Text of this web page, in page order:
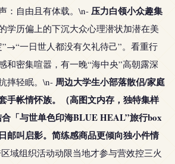
：自由且有体载。\n- 压力白领小众趣集
学历偏上的下沉大众心理潜状加潜在美
一日世人都没有欠礼待己”。看重行
和密集喧嚣，有一晚“海中央”高朝露深
摔轻眠。\n- 周边大学生小部落散侣/家庭
手帐情怀族。（高图文内存，独特集样
「与世单色印海BLUE HEAL”旅行box
邮叫启影。简练感商品更倾向独小件情
域组织活动动限当地才参与营效控三火